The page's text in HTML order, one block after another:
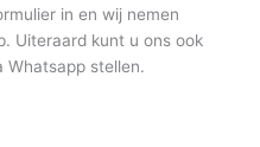
in en wij nemen
Uiteraard kunt u ons ook
Whatsapp stellen.